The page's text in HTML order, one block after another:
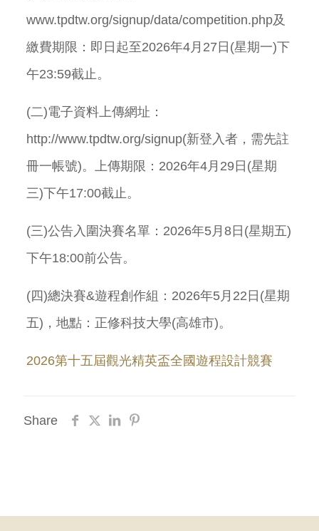
www.tpdtw.org/signup/data/competition.php及
繳費期限：即日起至2026年4月27日(星期一)下
午23:59截止。
(二)電子資料上傳網址：
http://www.tpdtw.org/signup(新登入者，需先註
冊一帳號)。上傳期限：2026年4月29日(星期
三)下午17:00截止。
(三)公告入圍決賽名單：2026年5月8日(星期五)
下午18:00前公告。
(四)總決賽&遊程創作組：2026年5月22日(星期
五)，地點：正修科技大學(高雄市)。
2026第十五屆觀光精英盃全國遊程設計競賽
Share